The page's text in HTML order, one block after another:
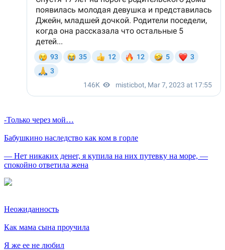
-Только через мой…
Бабушкино наследство как ком в горле
— Нет никаких денег, я купила на них путевку на море, —
спокойно ответила жена
Неожиданность
Как мама сына проучила
Я же ее не любил